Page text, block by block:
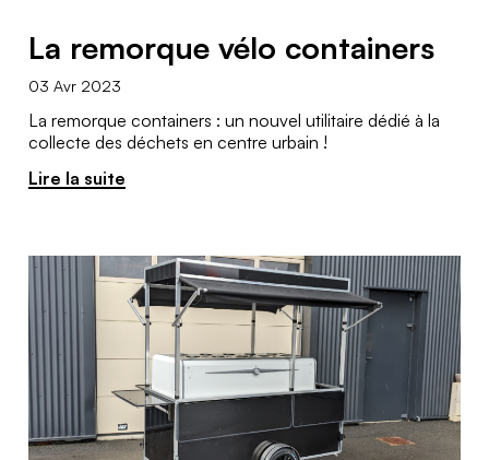
La remorque vélo containers
03 Avr 2023
La remorque containers : un nouvel utilitaire dédié à la
collecte des déchets en centre urbain !
Lire la suite